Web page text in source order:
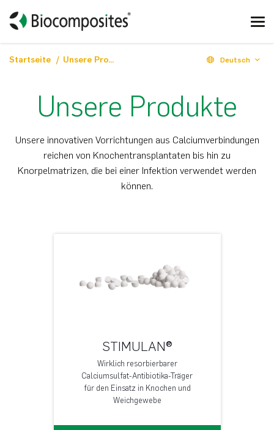
Startseite Unsere Produkte Deutsch
Unsere Produkte
Unsere innovativen Vorrichtungen aus Calciumverbindungen
reichen von Knochentransplantaten bis hin zu
Knorpelmatrizen, die bei einer Infektion verwendet werden
können.
STIMULAN®
Wirklich resorbierbarer
Calciumsulfat-Antibiotika-Träger
für den Einsatz in Knochen und
Weichgewebe